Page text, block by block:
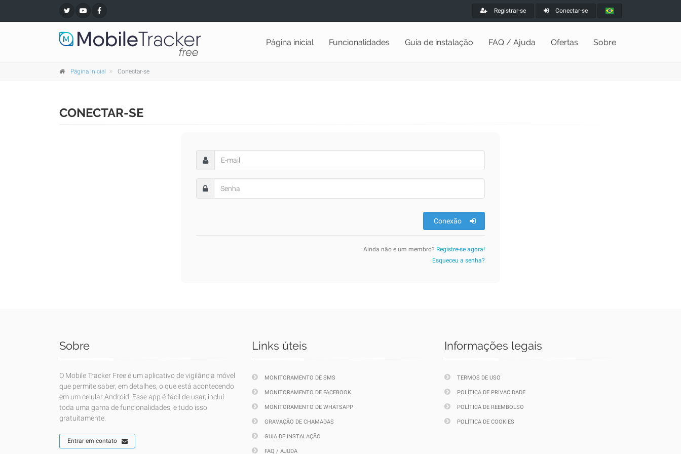
Registrar-se Conectar-se
Página inicial Funcionalidades Guia de instalação FAQ / Ajuda Ofertas Sobre
Página inicial Conectar-se
CONECTAR-SE
Conexão
Ainda não é um membro? Registre-se agora!
Esqueceu a senha?
Sobre
O Mobile Tracker Free é um aplicativo de vigilância móvel
que permite saber, em detalhes, o que está acontecendo
em um celular Android. Esse app é fácil de usar, inclui
toda uma gama de funcionalidades, e tudo isso
gratuitamente.
Entrar em contato
Links úteis
MONITORAMENTO DE SMS
MONITORAMENTO DE FACEBOOK
MONITORAMENTO DE WHATSAPP
GRAVAÇÃO DE CHAMADAS
GUIA DE INSTALAÇÃO
FAQ / AJUDA
Informações legais
TERMOS DE USO
POLÍTICA DE PRIVACIDADE
POLÍTICA DE REEMBOLSO
POLÍTICA DE COOKIES